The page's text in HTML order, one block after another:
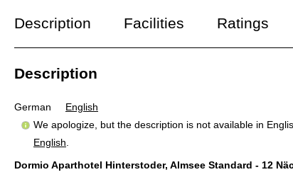
Description Facilities Ratings
Description
German
English
We apologize, but the description is not available in
English.
Dormio Aparthotel Hinterstoder, Almsee Standard - 12